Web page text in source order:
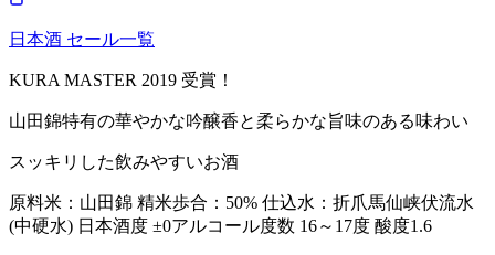
日本酒 セール一覧
KURA MASTER 2019 受賞！
山田錦特有の華やかな吟醸香と柔らかな旨味のある味わい
スッキリした飲みやすいお酒
原料米：山田錦 精米歩合：50% 仕込水：折爪馬仙峡伏流水
(中硬水) 日本酒度 ±0アルコール度数 16～17度 酸度1.6